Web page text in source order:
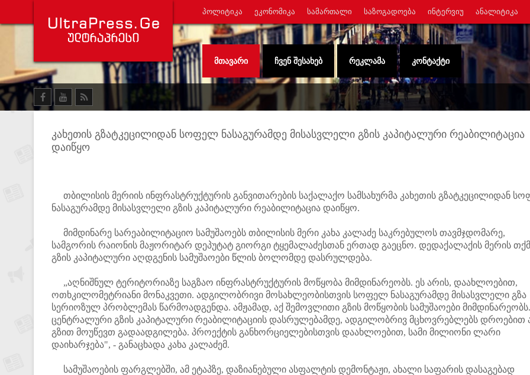
ᲞᲝᲚᲘᲢᲘᲙᲐ ᲔᲙᲝᲜᲝᲛᲘᲙᲐ ᲡᲐᲛᲐᲠᲗᲐᲚᲘ ᲡᲐᲖᲝᲒᲐᲓᲝᲔᲑᲐ ᲘᲜᲢᲔᲠᲕᲘᲣ ᲐᲜᲐᲚᲘᲢᲘᲙᲐ
ᲛᲗᲐᲕᲐᲠᲘ ᲩᲕᲔᲜ ᲨᲔᲡᲐᲮᲔᲑ ᲠᲔᲙᲚᲐᲛᲐ ᲙᲝᲜᲢᲐᲥᲢᲘ
კახეთის გზატკეცილიდან სოფელ ნასაგურამდე მისასვლელი გზის კაპიტალური რეაბილიტაცია
დაიწყო
თბილისის მერიის ინფრასტრუქტურის განვითარების საქალაქო სამსახურმა კახეთის გზატკეცილიდან
ნასაგურამდე მისასვლელი გზის კაპიტალური რეაბილიტაცია დაიწყო.
მიმდინარე სარეაბილიტაციო სამუშაოებს თბილისის მერი კახა კალაძე საკრებულოს თავმჯდომარე,
სამგორის რაიონის მაჟორიტარ დეპუტატ გიორგი ტყემალაძესთან ერთად გაეცნო. დედაქალაქის მერის
გზის კაპიტალური აღდგენის სამუშაოები წლის ბოლომდე დასრულდება.
„აღნიშნულ ტერიტორიაზე საგზაო ინფრასტრუქტურის მოწყობა მიმდინარეობს. ეს არის, დაახლოებით,
ოთხკილომეტრიანი მონაკვეთი. ადგილობრივი მოსახლეობისთვის სოფელ ნასაგურამდე მისასვლელი გზა
სერიოზულ პრობლემას წარმოადგენდა. ამჟამად, აქ შემოვლითი გზის მოწყობის სამუშაოები მიმდინარეობს.
ცენტრალური გზის კაპიტალური რეაბილიტაციის დასრულებამდე, ადგილობრივ მცხოვრებლებს დროებით
გზით მოუწევთ გადაადგილება. პროექტის განხორციელებისთვის დაახლოებით, სამი მილიონი ლარი
დაიხარჯება", - განაცხადა კახა კალაძემ.
სამუშაოების ფარგლებში, ამ ეტაპზე, დაზიანებული ასფალტის დემონტაჟი, ახალი საფარის დასაგებად